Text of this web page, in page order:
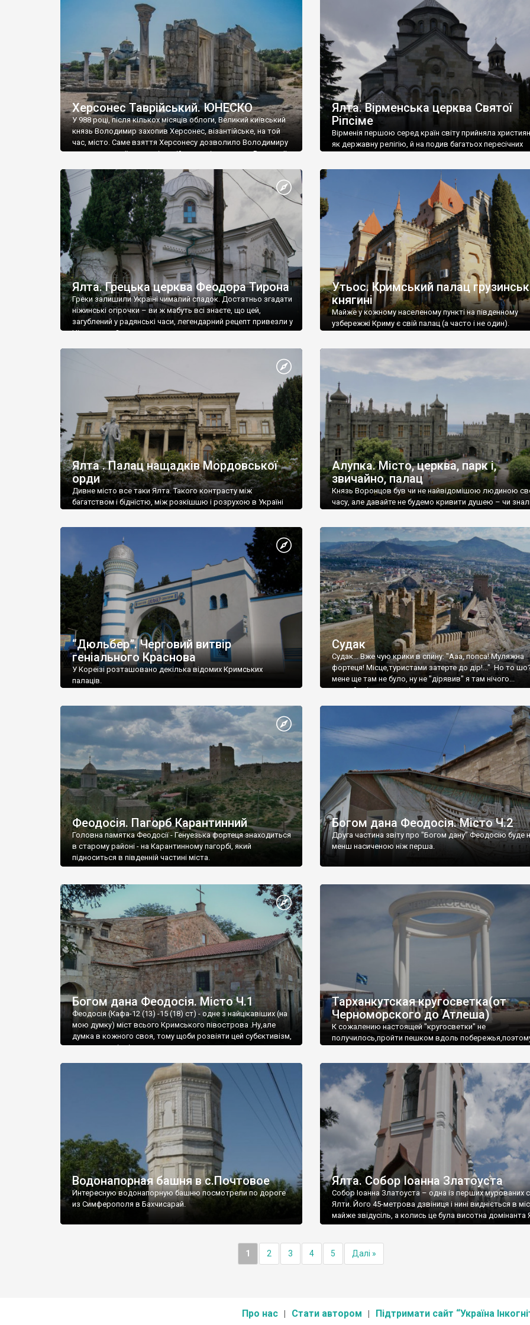
візантійської доби. Раритети викрадені з фондів об’єкту
культурної спадщини ЮНЕСКО «Херсонеса Таврійського».
Офіційно – на виставку «Золото Візантії», але експерти та
влада в Україні вважають це лише […]
називаються «повстяками» (postaki)…” “Вино. Крим
виробляє відмінне вино і його вдосталь: воно все
легке біле і дуже […]
Херсонес Таврійський. ЮНЕСКО
У 988 році, після кількох місяців облоги, Великий київський
князь Володимир захопив Херсонес, візантійське, на той
час, місто. Саме взяття Херсонесу дозволило Володимиру
диктувати свої умови візантійському імператору Василю ІІ,
Херсонесі Володимир-язичник, став Василем-
християнином. А потім було Хрещення Русі. На честь
Херсонесу Таврійського названо місто […]
Ялта. Вірменська церква Святої
Ріпсіме
Вірменія першою серед країн світу прийняла
як державну релігію, й на подив багатьох пересічних
Ялта. Грецька церква Феодора Тирона
Греки залишили Україні чималий спадок. Достатньо згадати
ніжинські огірочки – ви ж мабуть всі знаєте, що цей,
загублений у радянські часи, легендарний рецепт привезли у
Ніжин греки?
Утьос. Кримський палац
княгині
Майже у кожному населеному пункті на південному
узбережжі Криму є свій палац (а часто і не один).
Ялта . Палац нащадків Мордовської
орди
Дивне місто все таки Ялта. Такого контрасту між
багатством і бідністю, між розкішшю і розрухою в Україні
Алупка. Місто, церква, парк і,
звичайно, палац
Князь Воронцов був чи не найвідомішою людиною
часу, але давайте не будемо кривити душею – чи
“Дюльбер”. Черговий витвір
геніального Краснова
У Кореїзі розташовано декілька відомих Кримських
палаців.
Судак
Судак... Вже чую крики в спину: "Ааа, попса! Муляжна
фортеця! Місце,туристами затерте до дір!..." Но то
мене ще там не було, ну не "дірявив" я там нічого...
принаймні до цього літа.
Феодосія. Пагорб Карантинний
Головна памятка Феодосії - Генуезька фортеця знаходиться
в старому районі - на Карантинному пагорбі, який
підноситься в південній частині міста.
Богом дана Феодосія. Місто Ч.2
Друга частина звіту про "Богом дану" Феодосію буде
менш насиченою ніж перша.
Богом дана Феодосія. Місто Ч.1
Феодосія (Кафа-12 (13) -15 (18) ст) - одне з найцікавіших (на
мою думку) міст всього Кримського півострова .Ну,але
думка в кожного своя, тому щоби розвіяти цей субєктивізм,
запрошую відвідати це
Тарханкутская кругосветка(от
Черноморского до Атлеша)
К сожалению настоящей "кругосветки" не
получилось,пройти пешком вдоль
Водонапорная башня в с.Почтовое
Интересную водонапорную башню посмотрели по дороге
из Симферополя в Бахчисарай.
Ялта. Собор Іоанна Златоуста
Собор Іоанна Златоуста – одна із перших мурованих
Ялти. Його 45-метрова дзвіниця і нині видніється в
майже звідусіль, а колись це була висотна домінанта
1 2 3 4 5 Далі »
Про нас Стати автором Підтримати сайт “Україна